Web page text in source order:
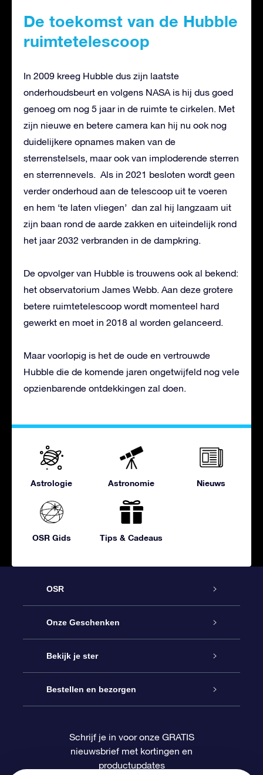
De toekomst van de Hubble
ruimtetelescoop
In 2009 kreeg Hubble dus zijn laatste
onderhoudsbeurt en volgens NASA is hij dus goed
genoeg om nog 5 jaar in de ruimte te cirkelen. Met
zijn nieuwe en betere camera kan hij nu ook nog
duidelijkere opnames maken van de
sterrenstelsels, maar ook van imploderende sterren
en sterrennevels. Als in 2021 besloten wordt geen
verder onderhoud aan de telescoop uit te voeren
en hem ‘te laten vliegen’ dan zal hij langzaam uit
zijn baan rond de aarde zakken en uiteindelijk rond
het jaar 2032 verbranden in de dampkring.
De opvolger van Hubble is trouwens ook al bekend:
het observatorium James Webb. Aan deze grotere
betere ruimtetelescoop wordt momenteel hard
gewerkt en moet in 2018 al worden gelanceerd.
Maar voorlopig is het de oude en vertrouwde
Hubble die de komende jaren ongetwijfeld nog vele
opzienbarende ontdekkingen zal doen.
Astrologie Astronomie Nieuws
OSR Gids Tips & Cadeaus
OSR
Service
Contact
Blog
OSR Recensies
Onze Geschenken
Online Star Gift
OSR Cadeaupakket
OSR Cadeaukaart
Bekijk je ster
Sterrenregister
Gepersonaliseerde sterrenpagina
Bestellen en bezorgen
Betalingsinformatie
Schrijf je in voor onze GRATIS
nieuwsbrief met kortingen en
productupdates